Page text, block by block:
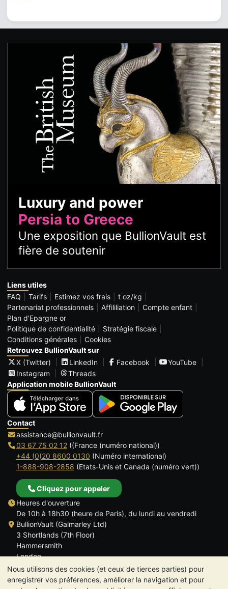
Nous utilisons des cookies (et ceux de tierces parties) pour
enregistrer vos préférences, améliorer la navigation et pour
Luxury and power
Persia to Greece
Une exposition que BullionVault est
fière de soutenir
Liens utiles
FAQ
Tarifs Estimez vos frais
t oz/kg
Partenariat professionnels
Affililiation
Compte enfant
Plan d'Epargne or
Politique de confidentialité
Stratégie fiscale
Conditions générales
Cookies
Retrouvez BullionVault sur
X (Twitter)
LinkedIn Facebook
YouTube
Instagram
Threads
Application mobile BullionVault
Contact
assistance@bullionvault.fr
03 67 75 02 12((France (numéro national))
+44 (0)20 8600 0130 (Numéro international)
1-888-908-2858 (Etats-Unis et Canada (numéro vert))
Cliquez pour appeler
Heures d'ouverture
De 10h à 18h30 (heure de Paris), du lundi au vendredi
BullionVault (Galmarley Ltd)
3 Shortlands (7th Floor)
Hammersmith
London
W6 8DA
ROYAUME UNI